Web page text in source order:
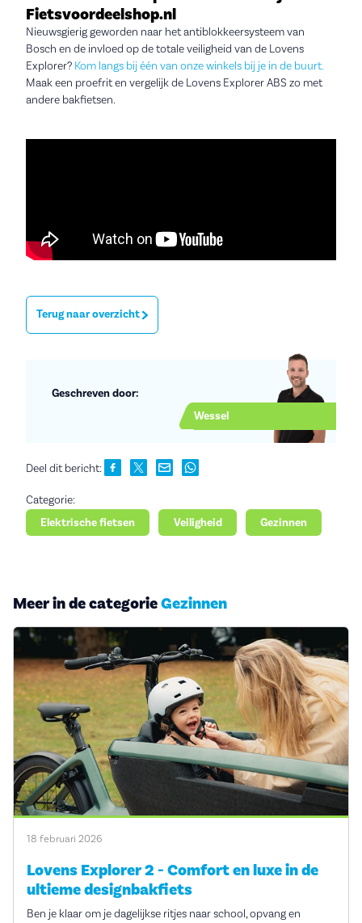
Fietsvoordeelshop.nl
Nieuwsgierig geworden naar het antiblokkeersysteem van
Bosch en de invloed op de totale veiligheid van de Lovens
Explorer? Kom langs bij één van onze winkels bij je in de buurt.
Maak een proefrit en vergelijk de Lovens Explorer ABS zo met
andere bakfietsen.
Terug naar overzicht
Geschreven door:
Wessel
Deel dit bericht:
Categorie:
Elektrische fietsen
Veiligheid Gezinnen
Meer in de categorieGezinnen
18 februari 2026
Lovens Explorer 2 - Comfort en luxe in de
ultieme designbakfiets
Ben je klaar om je dagelijkse ritjes naar school, opvang en